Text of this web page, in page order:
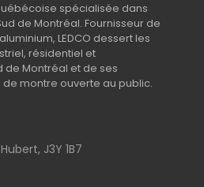
spécialisée dans
de Montréal. Fournisseur de
LEDCO dessert les
résidentiel et
de Montréal et de ses
de montre ouverte au public.
J3Y 1B7